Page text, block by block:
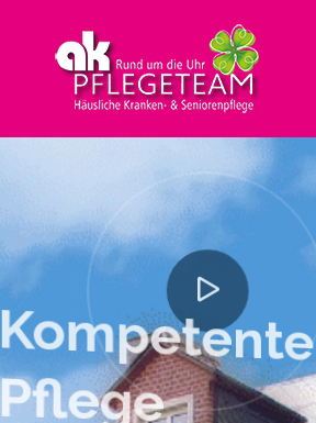
Kompetente
Pflege